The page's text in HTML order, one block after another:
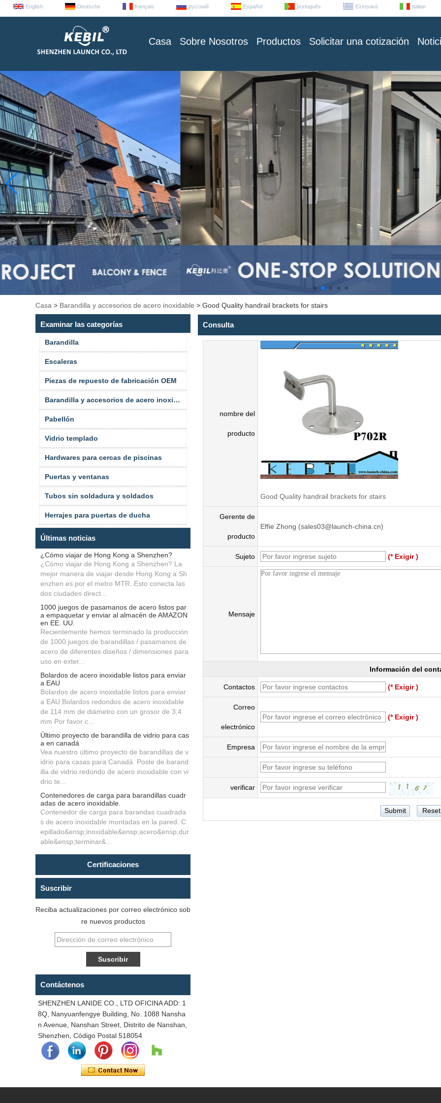
English Deutsche français русский Español português Ελληνικά Italian
Casa Sobre Nosotros Productos Solicitar una cotización
Casa > Barandilla y accesorios de acero inoxidable > Good Quality handrail brackets for stairs
Examinar las categorías
Barandilla
Escaleras
Piezas de repuesto de fabricación OEM
Barandilla y accesorios de acero inoxidable
Pabellón
Vidrio templado
Hardwares para cercas de piscinas
Puertas y ventanas
Tubos sin soldadura y soldados
Herrajes para puertas de ducha
Últimas noticias
¿Cómo viajar de Hong Kong a Shenzhen?
¿Cómo viajar de Hong Kong a Shenzhen? La
mejor manera de viajar desde Hong Kong a Sh
enzhen es por el metro MTR. Esto conecta las
dos ciudades direct...
1000 juegos de pasamanos de acero listos par
a empaquetar y enviar al almacén de AMAZON
en EE. UU.
Recientemente hemos terminado la producción
de 1000 juegos de barandillas / pasamanos de
acero de diferentes diseños / dimensiones para
uso en exter...
Bolardos de acero inoxidable listos para enviar
a EAU
Bolardos de acero inoxidable listos para enviar
a EAU Bolardos redondos de acero inoxidable
de 114 mm de diámetro con un grosor de 3,4
mm Por favor c...
Último proyecto de barandilla de vidrio para cas
a en canadá
Vea nuestro último proyecto de barandillas de v
idrio para casas para Canadá. Poste de barand
illa de vidrio redondo de acero inoxidable con vi
drio te...
Contenedores de carga para barandillas cuadr
adas de acero inoxidable.
Contenedor de carga para barandas cuadrada
s de acero inoxidable montadas en la pared. C
epillado&ensp;inoxidable&ensp;acero&ensp;dur
able&ensp;terminar&...
Certificaciones
Suscribir
Reciba actualizaciones por correo electrónico sob
re nuevos productos
Contáctenos
SHENZHEN LANIDE CO., LTD OFICINA ADD: 1
8Q, Nanyuanfengye Building, No. 1088 Nansha
n Avenue, Nanshan Street, Distrito de Nanshan,
Shenzhen, Código Postal 518054
Consulta
nombre del
producto
Good Quality handrail brackets for stairs
Gerente de
producto
Effie Zhong (sales03@launch-china.cn)
Sujeto (* Exigir )
Mensaje
Información del
Contactos (* Exigir )
Correo
electrónico
(* Exigir )
Empresa
verificar